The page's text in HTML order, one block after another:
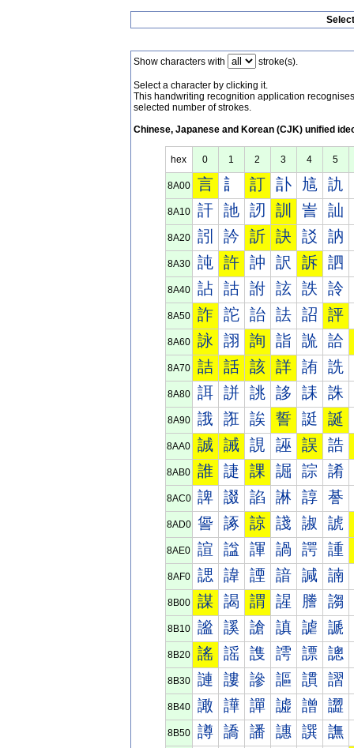
Show characters with stroke(s).
Select a character by clicking it.
This handwriting recognition application
selected number of strokes.
Chinese, Japanese and Korean (CJK) unified
hex 0 1 2 3 4 5
8A00 言 訁 訂 訃 訄 訅
8A10 訐 訑 訒 訓 訔 訕
8A20 訠 訡 訢 訣 訤 訥
8A30 訰 許 訲 訳 訴 訵
8A40 詀 詁 詂 詃 詄 詅
8A50 詐 詑 詒 詓 詔 評
8A60 詠 詡 詢 詣 詤 詥
8A70 詰 話 該 詳 詴 詵
8A80 誀 誁 誂 誃 誄 誅
8A90 誐 誑 誒 誓 誔 誕
8AA0 誠 誡 誢 誣 誤 誥
8AB0 誰 誱 課 誳 誴 誵
8AC0 諀 諁 諂 諃 諄 諅
8AD0 諐 諑 諒 諓 諔 諕
8AE0 諠 諡 諢 諣 諤 諥
8AF0 諰 諱 諲 諳 諴 諵
8B00 謀 謁 謂 謃 謄 謅
8B10 謐 謑 謒 謓 謔 謕
8B20 謠 謡 謢 謣 謤 謥
8B30 謰 謱 謲 謳 謴 謵
8B40 譀 譁 譂 譃 譄 譅
8B50 譐 譑 譒 譓 譔 譕